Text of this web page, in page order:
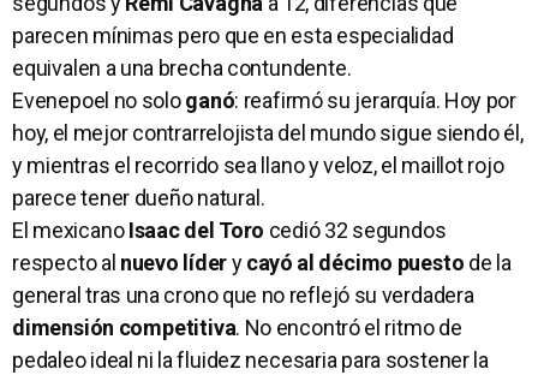
parecen mínimas pero que en esta especialidad
equivalen a una brecha contundente.
Evenepoel no sologanó: reafirmó su jerarquía. Hoy por
hoy, el mejor contrarrelojista del mundo sigue siendo él,
y mientras el recorrido sea llano y veloz, el maillot rojo
parece tener dueño natural.
El mexicanoIsaac del Toro cedió 32 segundos
respecto al nuevo líderycayó al décimo puesto de la
general tras una crono que no reflejó su verdadera
dimensión competitiva. No encontró el ritmo de
pedaleo ideal ni la fluidez necesaria para sostener la